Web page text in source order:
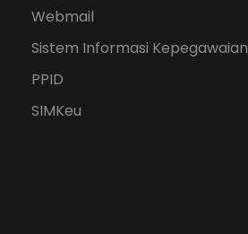
Webmail
Sistem Informasi Kepegawaian
PPID
SIMKeu